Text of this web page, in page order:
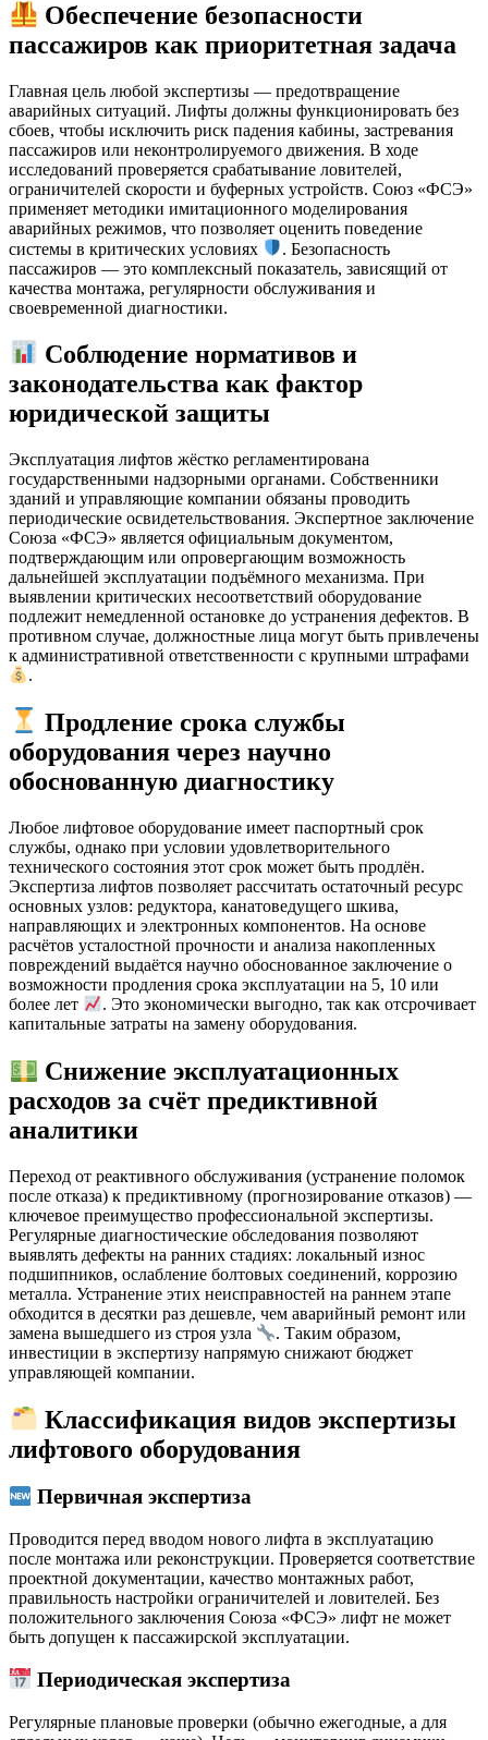
Обеспечение безопасности
пассажиров как приоритетная задача
Главная цель любой экспертизы — предотвращение
аварийных ситуаций. Лифты должны функционировать без
сбоев, чтобы исключить риск падения кабины, застревания
пассажиров или неконтролируемого движения. В ходе
исследований проверяется срабатывание ловителей,
ограничителей скорости и буферных устройств. Союз «ФСЭ»
применяет методики имитационного моделирования
аварийных режимов, что позволяет оценить поведение
системы в критических условиях
. Безопасность
пассажиров — это комплексный показатель, зависящий от
качества монтажа, регулярности обслуживания и
своевременной диагностики.
Соблюдение нормативов и
законодательства как фактор
юридической защиты
Эксплуатация лифтов жёстко регламентирована
государственными надзорными органами. Собственники
зданий и управляющие компании обязаны проводить
периодические освидетельствования. Экспертное заключение
Союза «ФСЭ» является официальным документом,
подтверждающим или опровергающим возможность
дальнейшей эксплуатации подъёмного механизма. При
выявлении критических несоответствий оборудование
подлежит немедленной остановке до устранения дефектов. В
противном случае, должностные лица могут быть привлечены
к административной ответственности с крупными штрафами
.
Продление срока службы
оборудования через научно
обоснованную диагностику
Любое лифтовое оборудование имеет паспортный срок
службы, однако при условии удовлетворительного
технического состояния этот срок может быть продлён.
Экспертиза лифтов позволяет рассчитать остаточный ресурс
основных узлов: редуктора, канатоведущего шкива,
направляющих и электронных компонентов. На основе
расчётов усталостной прочности и анализа накопленных
повреждений выдаётся научно обоснованное заключение о
возможности продления срока эксплуатации на 5, 10 или
более лет
. Это экономически выгодно, так как отсрочивает
капитальные затраты на замену оборудования.
Снижение эксплуатационных
расходов за счёт предиктивной
аналитики
Переход от реактивного обслуживания (устранение поломок
после отказа) к предиктивному (прогнозирование отказов) —
ключевое преимущество профессиональной экспертизы.
Регулярные диагностические обследования позволяют
выявлять дефекты на ранних стадиях: локальный износ
подшипников, ослабление болтовых соединений, коррозию
металла. Устранение этих неисправностей на раннем этапе
обходится в десятки раз дешевле, чем аварийный ремонт или
замена вышедшего из строя узла
. Таким образом,
инвестиции в экспертизу напрямую снижают бюджет
управляющей компании.
Классификация видов экспертизы
лифтового оборудования
Первичная экспертиза
Проводится перед вводом нового лифта в эксплуатацию
после монтажа или реконструкции. Проверяется соответствие
проектной документации, качество монтажных работ,
правильность настройки ограничителей и ловителей. Без
положительного заключения Союза «ФСЭ» лифт не может
быть допущен к пассажирской эксплуатации.
Периодическая экспертиза
Регулярные плановые проверки (обычно ежегодные, а для